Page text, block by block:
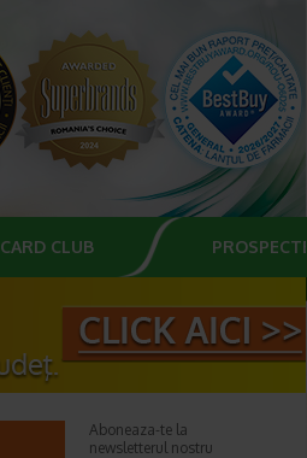
CARD CLUB PROSPECTE
Aboneaza-te la
newsletterul nostru